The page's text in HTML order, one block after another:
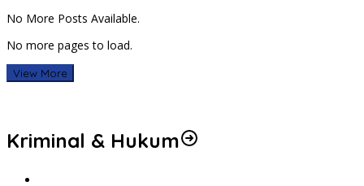
No More Posts Available.
No more pages to load.
View More
Kriminal & Hukum